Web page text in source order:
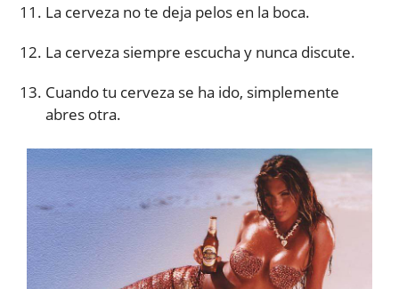
La cerveza no te deja pelos en la boca.
La cerveza siempre escucha y nunca discute.
Cuando tu cerveza se ha ido, simplemente
abres otra.